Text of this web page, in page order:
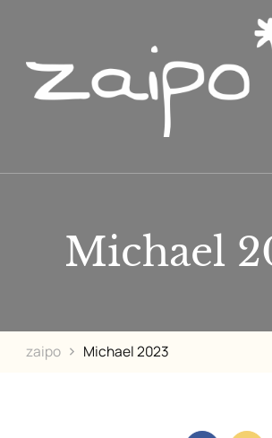
Michael
zaipo Michael 2023